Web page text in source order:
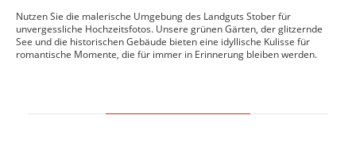
Nutzen Sie die malerische Umgebung des Landguts Stober für
unvergessliche Hochzeitsfotos. Unsere grünen Gärten, der glitzernde
See und die historischen Gebäude bieten eine idyllische Kulisse für
romantische Momente, die für immer in Erinnerung bleiben werden.